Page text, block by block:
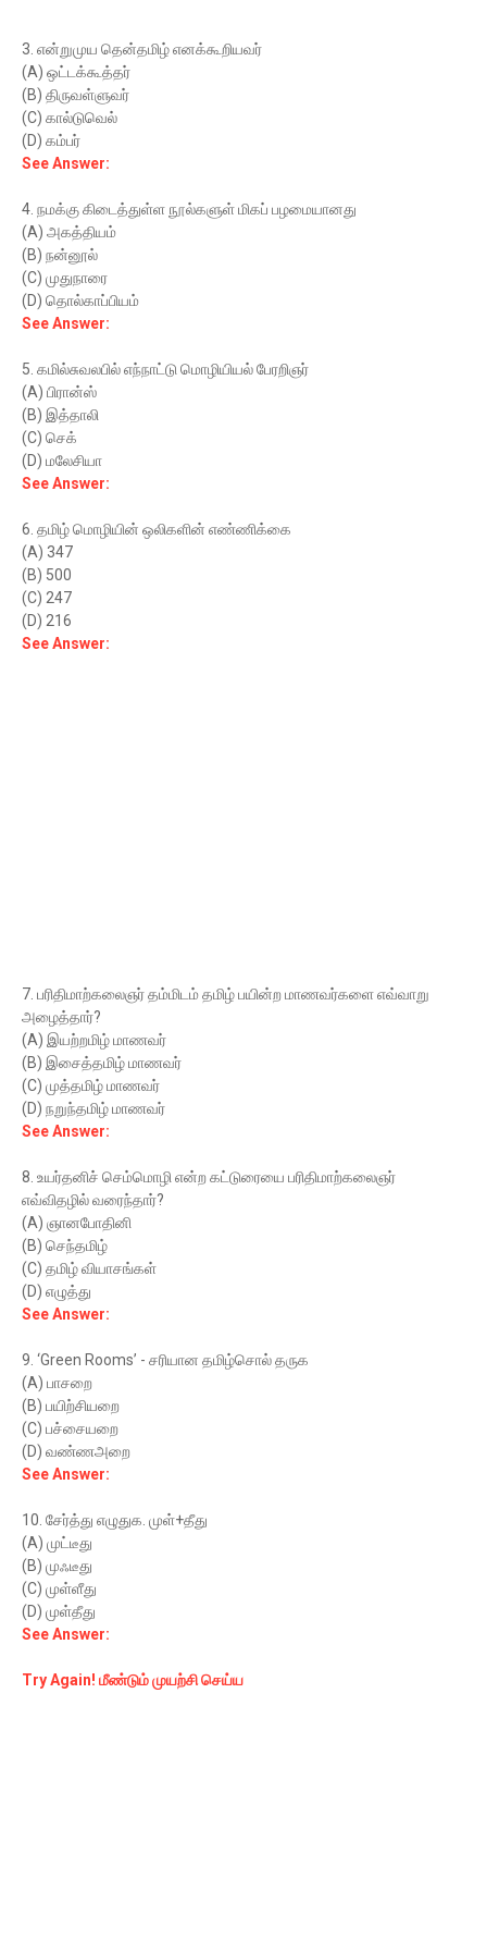
3. என்றுமுய தென்தமிழ் எனக்கூறியவர்
(A) ஒட்டக்கூத்தர்
(B) திருவள்ளுவர்
(C) கால்டுவெல்
(D) கம்பர்
See Answer:
4. நமக்கு கிடைத்துள்ள நூல்களுள் மிகப் பழமையானது
(A) அகத்தியம்
(B) நன்னூல்
(C) முதுநாரை
(D) தொல்காப்பியம்
See Answer:
5. கமில்சுவலபில் எந்நாட்டு மொழியியல் பேரறிஞர்
(A) பிரான்ஸ்
(B) இத்தாலி
(C) செக்
(D) மலேசியா
See Answer:
6. தமிழ் மொழியின் ஒலிகளின் எண்ணிக்கை
(A) 347
(B) 500
(C) 247
(D) 216
See Answer:
7. பரிதிமாற்கலைஞர் தம்மிடம் தமிழ் பயின்ற மாணவர்களை எவ்வாறு
அழைத்தார்?
(A) இயற்றமிழ் மாணவர்
(B) இசைத்தமிழ் மாணவர்
(C) முத்தமிழ் மாணவர்
(D) நறுந்தமிழ் மாணவர்
See Answer:
8. உயர்தனிச் செம்மொழி என்ற கட்டுரையை பரிதிமாற்கலைஞர்
எவ்விதழில் வரைந்தார்?
(A) ஞானபோதினி
(B) செந்தமிழ்
(C) தமிழ் வியாசங்கள்
(D) எழுத்து
See Answer:
9. ‘Green Rooms’ - சரியான தமிழ்சொல் தருக
(A) பாசறை
(B) பயிற்சியறை
(C) பச்சையறை
(D) வண்ணஅறை
See Answer:
10. சேர்த்து எழுதுக. முள்+தீது
(A) முட்டீது
(B) முஃடீது
(C) முள்ளீது
(D) முள்தீது
See Answer:
Try Again! மீண்டும் முயற்சி செய்ய